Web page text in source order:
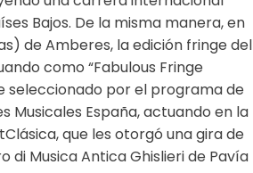
Bajos. De la misma manera, en
de Amberes, la edición fringe del
como “Fabulous Fringe
seleccionado por el programa de
Musicales España, actuando en la
que les otorgó una gira de
Musica Antica Ghislieri de Pavía